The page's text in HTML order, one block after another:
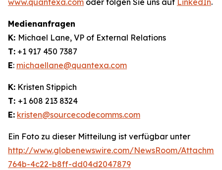
www.quantexa.com oder folgen Sie uns auf LinkedIn.
Medienanfragen
K: Michael Lane, VP of External Relations
T: +1 917 450 7387
E: michaellane@quantexa.com
K: Kristen Stippich
T: +1 608 213 8324
E: kristen@sourcecodecomms.com
Ein Foto zu dieser Mitteilung ist verfügbar unter
http://www.globenewswire.com/NewsRoom/
764b-4c22-b8ff-dd04d2047879